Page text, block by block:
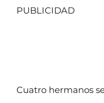
PUBLICIDAD
Cuatro hermanos